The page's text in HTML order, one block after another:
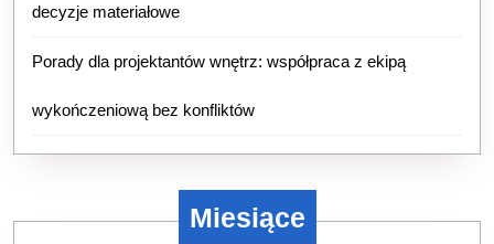
decyzje materiałowe
Porady dla projektantów wnętrz: współpraca z ekipą
wykończeniową bez konfliktów
Miesiące